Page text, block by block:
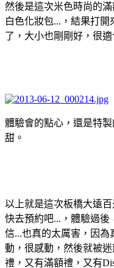
然後是這次米色時尚的
白色化妝包...，結果打
了，大小也剛剛好，很適
體驗會的點心，還是特
甜。
以上就是這次板橋大遠
快去預約吧...，體驗過後
信...也真的太厲害，因為
動，很感動，然後就被
禮，又有滿額禮，又有